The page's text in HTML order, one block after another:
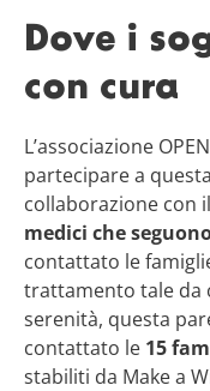
Dove i
con cura
L’associazione
partecipare a
collaborazione con il
medici che
contattato le
trattamento tale da
serenità, questa
contattato le 15
stabiliti da Make a